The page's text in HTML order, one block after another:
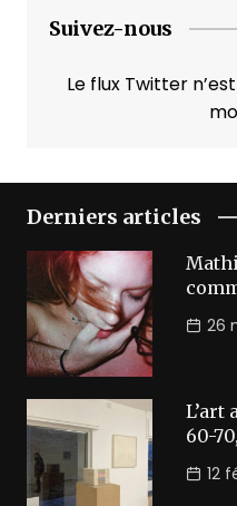
Suivez-nous
Le flux Twitter
Derniers articles
26
L’art
60-
12